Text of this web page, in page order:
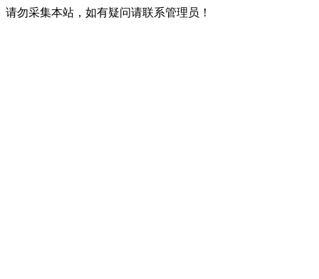
请勿采集本站，如有疑问请联系管理员！